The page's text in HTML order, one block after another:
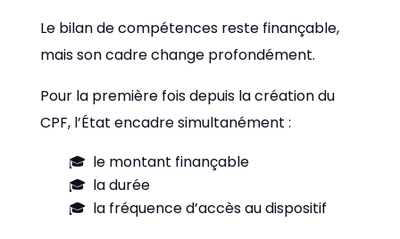
Le bilan de compétences reste finançable,
mais son cadre change profondément.
Pour la première fois depuis la création du
CPF, l’État encadre simultanément :
le montant finançable
la durée
la fréquence d’accès au dispositif